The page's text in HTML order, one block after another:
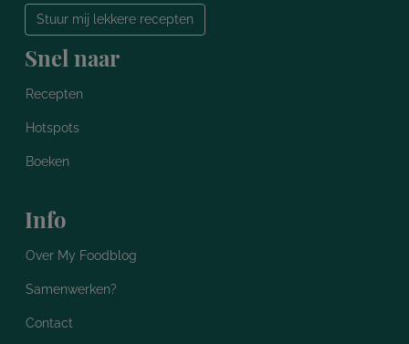
Stuur mij lekkere recepten
Snel naar
Recepten
Hotspots
Boeken
Info
Over My Foodblog
Samenwerken?
Contact